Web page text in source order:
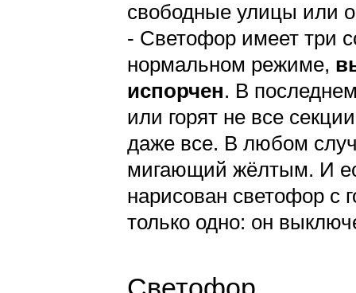
свободные улицы или
- Светофор имеет три
нормальном режиме,
испорчен. В
или горят не все
даже все. В любом
мигающий жёлтым. И
нарисован светофор с
только одно: он